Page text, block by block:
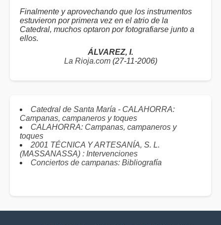
Finalmente y aprovechando que los instrumentos
estuvieron por primera vez en el atrio de la
Catedral, muchos optaron por fotografiarse junto a
ellos.
ÁLVAREZ, I.
La Rioja.com(27-11-2006)
Catedral de Santa María - CALAHORRA:
Campanas, campaneros y toques
CALAHORRA: Campanas, campaneros y
toques
2001 TÉCNICA Y ARTESANÍA, S. L.
(MASSANASSA) : Intervenciones
Conciertos de campanas: Bibliografía